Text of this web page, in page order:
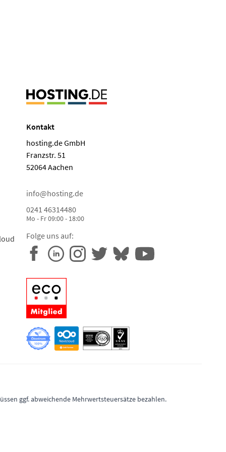
Kontakt
hosting.de GmbH
Franzstr. 51
52064 Aachen
info@hosting.de
0241 46314480
Mo - Fr 09:00 - 18:00
Folge uns auf:
ggf. abweichende Mehrwertsteuersätze bezahlen.